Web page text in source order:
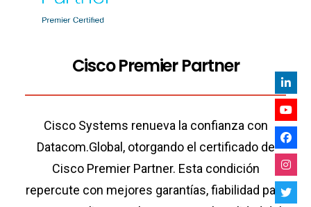
Cisco Premier Partner
Cisco Systems renueva la confianza con
Datacom.Global, otorgando el certificado de
Cisco Premier Partner. Esta condición
repercute con mejores garantías, fiabilidad para